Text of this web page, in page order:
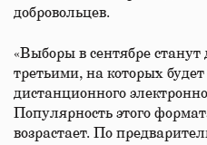
добровольцев.
«Выборы в сентябре
третьими, на которых
дистанционного
Популярность этого
возрастает. По